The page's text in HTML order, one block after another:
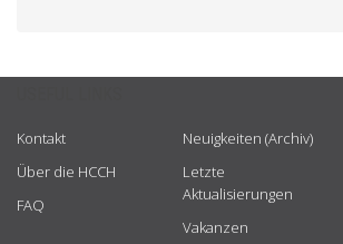
Kontakt
Über die HCCH
FAQ
Neuigkeiten (Archiv)
Letzte
Aktualisierungen
Vakanzen